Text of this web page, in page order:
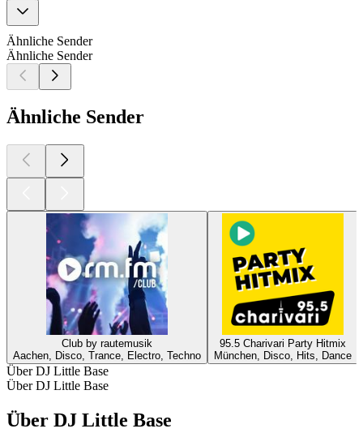
Ähnliche Sender
Ähnliche Sender
Ähnliche Sender
Club by rautemusik
Aachen, Disco, Trance, Electro, Techno
95.5 Charivari Party Hitmix
München, Disco, Hits, Dance
Über DJ Little Base
Über DJ Little Base
Über DJ Little Base